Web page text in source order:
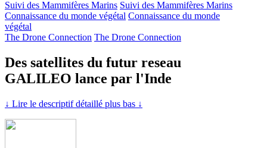
Suivi des Mammifères Marins Suivi des Mammifères Marins
Connaissance du monde végétal Connaissance du monde
végétal
The Drone Connection The Drone Connection
Des satellites du futur reseau
GALILEO lance par l'Inde
↓ Lire le descriptif détaillé plus bas ↓